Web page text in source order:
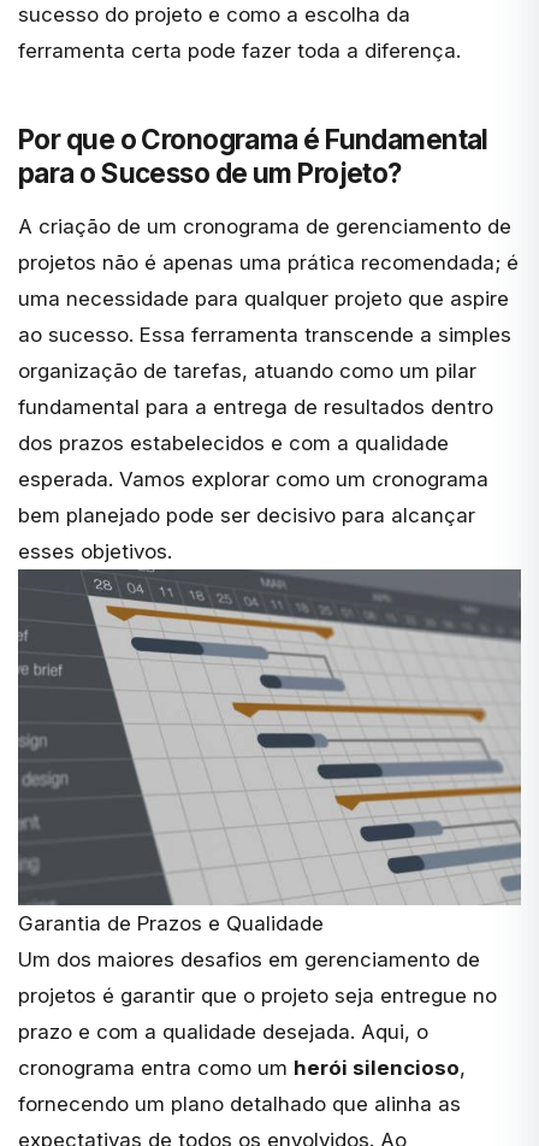
sucesso do projeto e como a escolha da
ferramenta certa pode fazer toda a diferença.
Por que o Cronograma é Fundamental
para o Sucesso de um Projeto?
A criação de um cronograma de gerenciamento de
projetos não é apenas uma prática recomendada; é
uma necessidade para qualquer projeto que aspire
ao sucesso. Essa ferramenta transcende a simples
organização de tarefas, atuando como um pilar
fundamental para a entrega de resultados dentro
dos prazos estabelecidos e com a qualidade
esperada. Vamos explorar como um cronograma
bem planejado pode ser decisivo para alcançar
esses objetivos.
Garantia de Prazos e Qualidade
Um dos maiores desafios em gerenciamento de
projetos é garantir que o projeto seja entregue no
prazo e com a qualidade desejada. Aqui, o
cronograma entra como um herói silencioso,
fornecendo um plano detalhado que alinha as
expectativas de todos os envolvidos. Ao